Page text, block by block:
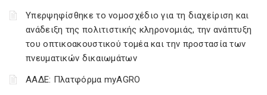
Υπερψηφίσθηκε το νομοσχέδιο για τη διαχείριση και
ανάδειξη της πολιτιστικής κληρονομιάς, την ανάπτυξη
του οπτικοακουστικού τομέα και την προστασία των
πνευματικών δικαιωμάτων
ΑΑΔΕ: Πλατφόρμα myAGRO